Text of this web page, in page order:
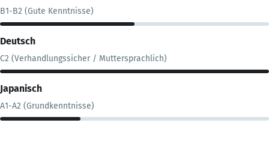
B1-B2 (Gute Kenntnisse)
Deutsch
C2 (Verhandlungssicher / Muttersprachlich)
Japanisch
A1-A2 (Grundkenntnisse)